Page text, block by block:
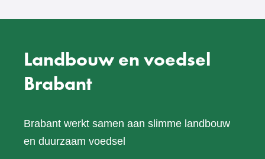
Landbouw en voedsel
Brabant
Brabant werkt samen aan slimme landbouw
en duurzaam voedsel